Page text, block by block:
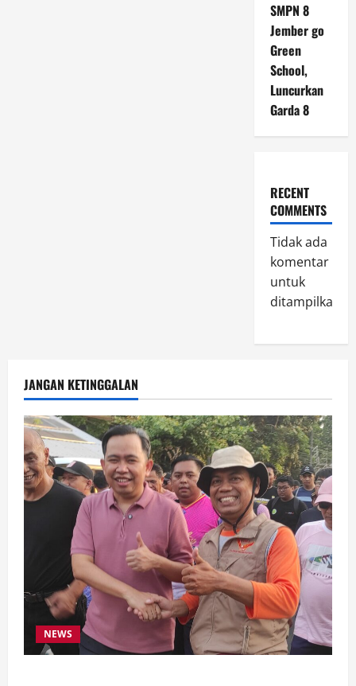
SMPN 8
Jember go
Green
School,
Luncurkan
Garda 8
RECENT
COMMENTS
Tidak ada
komentar
untuk
ditampilkan.
JANGAN KETINGGALAN
NEWS